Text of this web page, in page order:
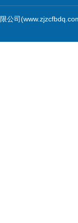
公司